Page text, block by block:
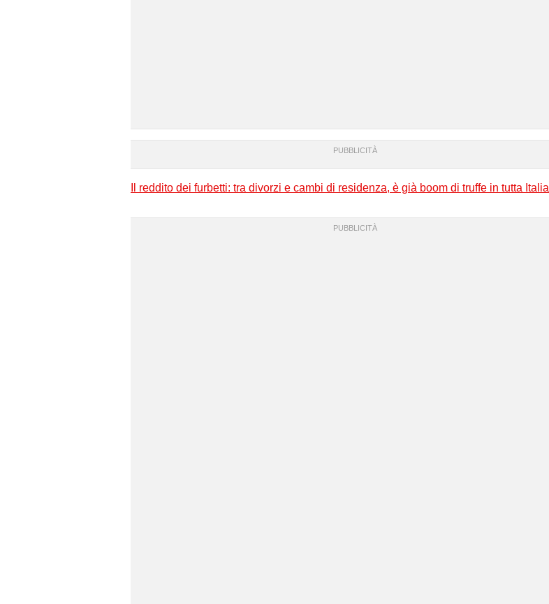
Il reddito dei furbetti: tra divorzi e cambi di residenza, è già boom di truffe in tutta Italia